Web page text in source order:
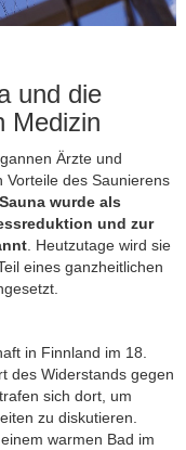
und die
Medizin
Ärzte und
des Saunierens
Sauna wurde als
und zur
. Heutzutage wird sie
eines ganzheitlichen
in Finnland im 18.
des Widerstands gegen
sich dort, um
zu diskutieren.
warmen Bad im